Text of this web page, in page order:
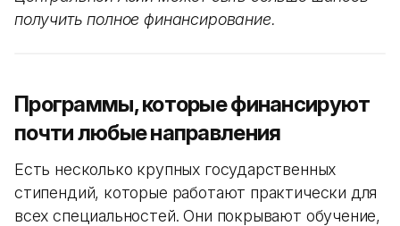
получить полное финансирование.
Программы, которые финансируют
почти любые направления
Есть несколько крупных государственных
стипендий, которые работают практически для
всех специальностей. Они покрывают обучение,